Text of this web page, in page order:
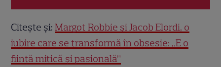
Citește și:Margot Robbie și Jacob Elordi, o
iubire care se transformă în obsesie: „E o
ființă mitică și pasională”